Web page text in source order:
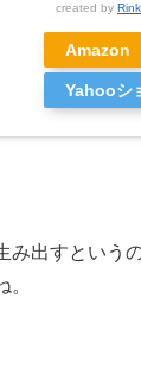
created by
Amazon
Yahooシ
み出すという